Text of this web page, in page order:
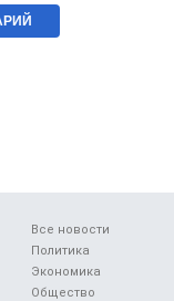
Все новости
Политика
Экономика
Общество